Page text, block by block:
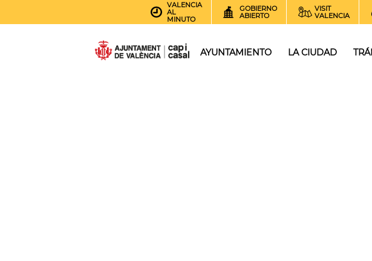
VALENCIA
AL
MINUTO
GOBIERNO
ABIERTO
VISIT
VALENCIA
AYUNTAMIENTO LA CIUDAD